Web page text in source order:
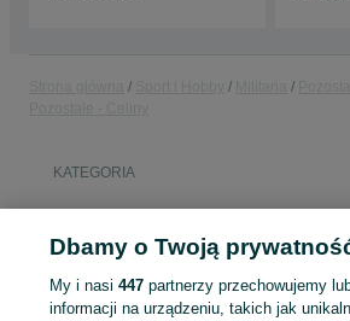
KATEGORIA
ID:1048405795
Dbamy o Twoją
My i nasi447 partnerzy przechowujemy
informacji na urządzeniu, takich jak